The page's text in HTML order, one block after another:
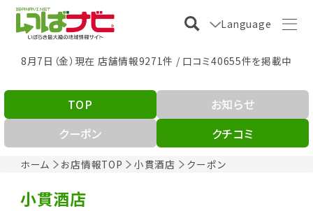
Language
8月7日（金）現在 店舗情報9271件 / 口コミ40655件を掲載中
ホーム お店情報TOP 小貫酒店 クーポン
TOP
お知らせ
クーポン
クチコミ
小貫酒店